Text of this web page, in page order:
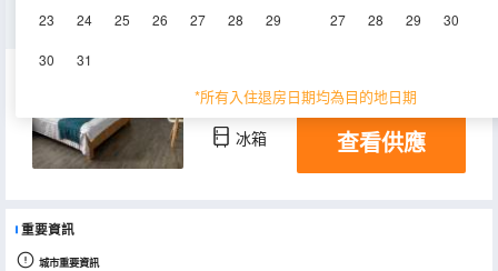
23 24 25 26 27 28 29
30 31
27 28 29 30
*所有入住退房日期均為目的地日期
親子二室三床房
30㎡ 空調 電視機
冰箱 查看供應
重要資訊
城市重要資訊